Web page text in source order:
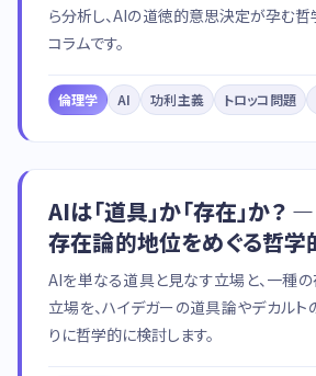
ら分析し、AIの道徳的意思決定が孕む
コラムです。
倫理学 AI 功利主義 トロッコ問題
AIは「道具」か「存在」か？
存在論的地位をめぐる哲学
AIを単なる道具と見なす立場と、一種
立場を、ハイデガーの道具論やデカル
りに哲学的に検討します。